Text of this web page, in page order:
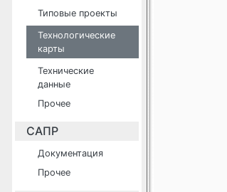
Типовые проекты
Технологические
карты
Технические
данные
Прочее
САПР
Документация
Прочее